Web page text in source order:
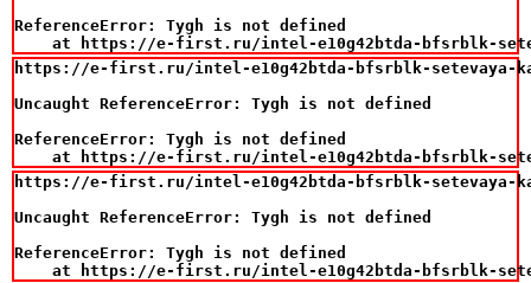
ReferenceError: Tygh is not defined
at https://e-first.ru/intel-e10g42btda-bfsrblk-
https://e-first.ru/intel-e10g42btda-bfsrblk-setevaya-
Uncaught ReferenceError: Tygh is not defined
ReferenceError: Tygh is not defined
at https://e-first.ru/intel-e10g42btda-bfsrblk-
https://e-first.ru/intel-e10g42btda-bfsrblk-setevaya-
Uncaught ReferenceError: Tygh is not defined
ReferenceError: Tygh is not defined
at https://e-first.ru/intel-e10g42btda-bfsrblk-